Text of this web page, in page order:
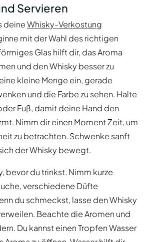
Servieren
deineWhisky-Verkostung
mit der Wahl des richtigen
Glas hilft dir, das Aroma
und den Whisky besser zu
kleine Menge ein, gerade
und die Farbe zu sehen. Halte
Fuß, damit deine Hand den
Nimm dir einen Moment Zeit, um
zu betrachten. Schwenke sanft
der Whisky bewegt.
bevor du trinkst. Nimm kurze
verschiedene Düfte
du schmeckst, lasse den Whisky
Beachte die Aromen und
Du kannst einen Tropfen Wasser